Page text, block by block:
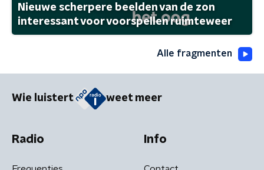
Nieuwe scherpere beelden van de zon
interessant voor voorspellen ruimteweer
Alle fragmenten
Wie luistert weet meer
Radio Info